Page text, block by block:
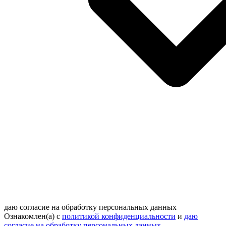
даю согласие на обработку персональных данных
Ознакомлен(а) с политикой конфиденциальности и даю